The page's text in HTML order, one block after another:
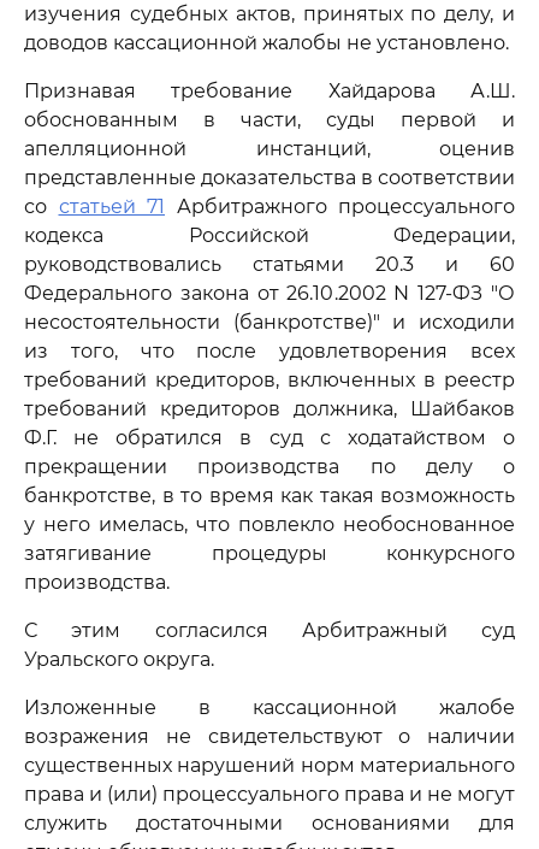
изучения судебных актов, принятых по делу, и
доводов кассационной жалобы не установлено.
Признавая требование Хайдарова А.Ш.
обоснованным в части, суды первой и
апелляционной инстанций, оценив
представленные доказательства в соответствии
со статьей 71
Арбитражного процессуального
кодекса Российской Федерации,
руководствовались статьями 20.3 и 60
Федерального закона от 26.10.2002 N 127-ФЗ "О
несостоятельности (банкротстве)" и исходили
из того, что после удовлетворения всех
требований кредиторов, включенных в реестр
требований кредиторов должника, Шайбаков
Ф.Г. не обратился в суд с ходатайством о
прекращении производства по делу о
банкротстве, в то время как такая возможность
у него имелась, что повлекло необоснованное
затягивание процедуры конкурсного
производства.
С этим согласился Арбитражный суд
Уральского округа.
Изложенные в кассационной жалобе
возражения не свидетельствуют о наличии
существенных нарушений норм материального
права и (или) процессуального права и не могут
служить достаточными основаниями для